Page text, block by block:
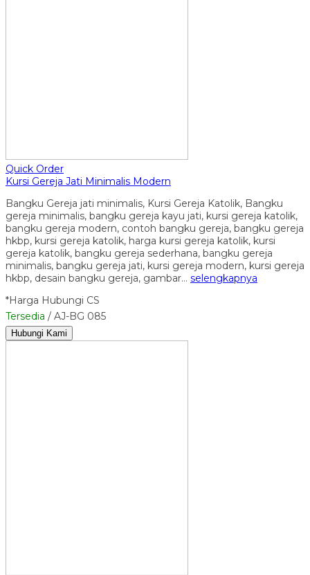
Quick Order
Kursi Gereja Jati Minimalis Modern
Bangku Gereja jati minimalis, Kursi Gereja Katolik, Bangku
gereja minimalis, bangku gereja kayu jati, kursi gereja katolik,
bangku gereja modern, contoh bangku gereja, bangku gereja
hkbp, kursi gereja katolik, harga kursi gereja katolik, kursi
gereja katolik, bangku gereja sederhana, bangku gereja
minimalis, bangku gereja jati, kursi gereja modern, kursi gereja
hkbp, desain bangku gereja, gambar… selengkapnya
*Harga Hubungi CS
Tersedia / AJ-BG 085
Hubungi Kami